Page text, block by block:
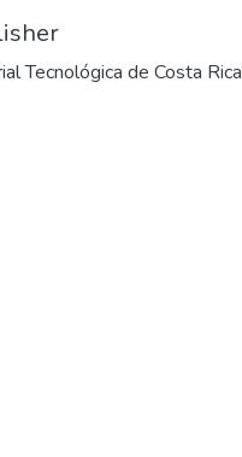
Tecnológica de Costa Rica